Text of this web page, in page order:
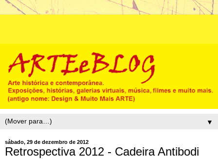
▼
sábado, 29 de dezembro de 2012
Retrospectiva 2012 - Cadeira Antibodi